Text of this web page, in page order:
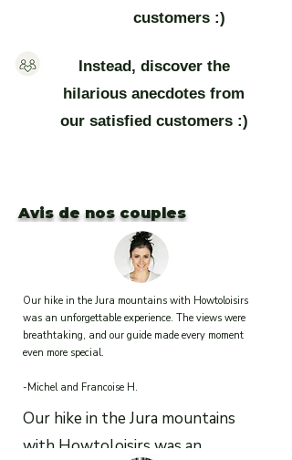
customers :)
Instead, discover the
hilarious anecdotes from
our satisfied customers :)
Avis de nos couples
Our hike in the Jura mountains with Howtoloisirs
was an unforgettable experience. The views were
breathtaking, and our guide made every moment
even more special.
-Michel and Francoise H.
Our hike in the Jura mountains
with Howtoloisirs was an